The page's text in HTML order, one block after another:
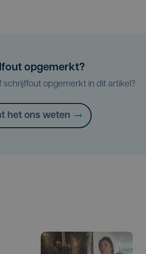
opgemerkt?
schrijffout opgemerkt in dit artikel?
het ons weten